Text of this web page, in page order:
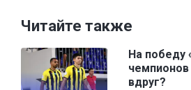
Читайте также
На победу
вдруг?